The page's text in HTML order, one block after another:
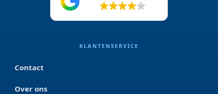
KLANTENSERVICE
Contact
Over ons